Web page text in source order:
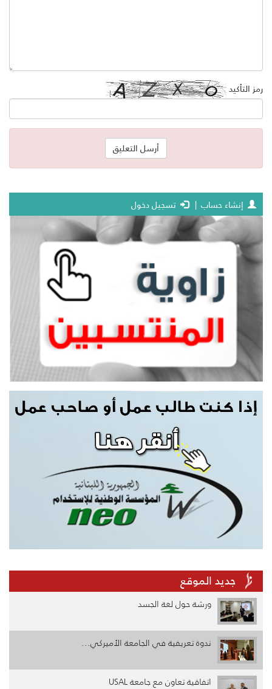
رمز التأكيد
إنشاء حساب | تسجيل دخول
جديد الموقع
ورشة حول لغة الجسد
ندوة تعريفية في الجامعة الأميركي...
اتفاقية تعاون مع جامعة USAL